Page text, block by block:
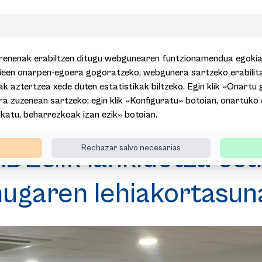
Basquetourrek eta ADEGIk lankidetza estrategikorako ildoak
lankidetza
erabiltzen ditugu webgunearen funtzionamendua
onarpen-egoera gogoratzeko, webgunera sartzeko
aztertzea xede duten estatistikak biltzeko. Egin klik «Onartu
zuzenean sartzeko; egin klik «Konfiguratu» botoian,
beharrezkoak izan ezik» botoian.
Rechazar salvo necesarias